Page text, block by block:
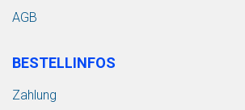
AGB
BESTELLINFOS
Zahlung